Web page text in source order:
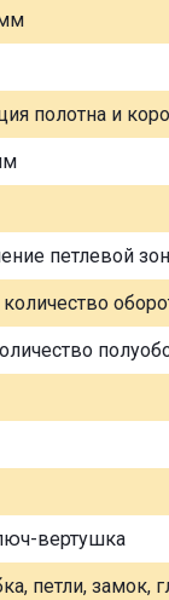
полотна и
петлевой
вертушка
петли, замок,